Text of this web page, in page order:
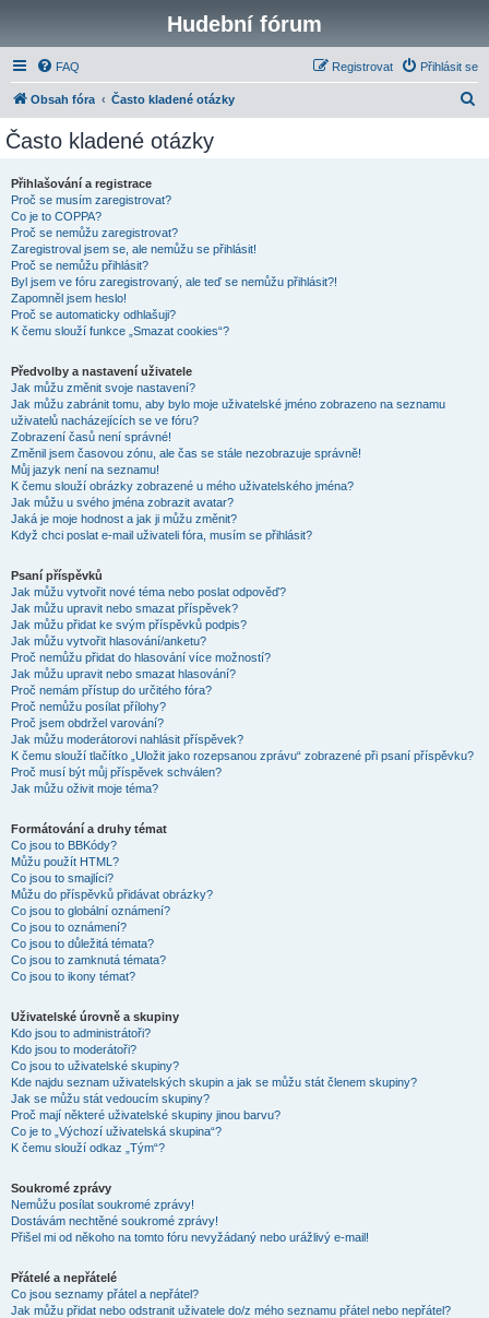
Hudební fórum
FAQ Přihlásit se
Registrovat
Obsah fóra Často kladené otázky
Často kladené otázky
Přihlašování a registrace
Proč se musím zaregistrovat?
Co je to COPPA?
Proč se nemůžu zaregistrovat?
Zaregistroval jsem se, ale nemůžu se přihlásit!
Proč se nemůžu přihlásit?
Byl jsem ve fóru zaregistrovaný, ale teď se nemůžu přihlásit?!
Zapomněl jsem heslo!
Proč se automaticky odhlašuji?
K čemu slouží funkce „Smazat cookies“?
Předvolby a nastavení uživatele
Jak můžu změnit svoje nastavení?
Jak můžu zabránit tomu, aby bylo moje uživatelské jméno zobrazeno na seznamu
uživatelů nacházejících se ve fóru?
Zobrazení časů není správné!
Změnil jsem časovou zónu, ale čas se stále nezobrazuje správně!
Můj jazyk není na seznamu!
K čemu slouží obrázky zobrazené u mého uživatelského jména?
Jak můžu u svého jména zobrazit avatar?
Jaká je moje hodnost a jak ji můžu změnit?
Když chci poslat e-mail uživateli fóra, musím se přihlásit?
Psaní příspěvků
Jak můžu vytvořit nové téma nebo poslat odpověď?
Jak můžu upravit nebo smazat příspěvek?
Jak můžu přidat ke svým příspěvků podpis?
Jak můžu vytvořit hlasování/anketu?
Proč nemůžu přidat do hlasování více možností?
Jak můžu upravit nebo smazat hlasování?
Proč nemám přístup do určitého fóra?
Proč nemůžu posílat přílohy?
Proč jsem obdržel varování?
Jak můžu moderátorovi nahlásit příspěvek?
K čemu slouží tlačítko „Uložit jako rozepsanou zprávu“ zobrazené při psaní příspěvku?
Proč musí být můj příspěvek schválen?
Jak můžu oživit moje téma?
Formátování a druhy témat
Co jsou to BBKódy?
Můžu použít HTML?
Co jsou to smajlíci?
Můžu do příspěvků přidávat obrázky?
Co jsou to globální oznámení?
Co jsou to oznámení?
Co jsou to důležitá témata?
Co jsou to zamknutá témata?
Co jsou to ikony témat?
Uživatelské úrovně a skupiny
Kdo jsou to administrátoři?
Kdo jsou to moderátoři?
Co jsou to uživatelské skupiny?
Kde najdu seznam uživatelských skupin a jak se můžu stát členem skupiny?
Jak se můžu stát vedoucím skupiny?
Proč mají některé uživatelské skupiny jinou barvu?
Co je to „Výchozí uživatelská skupina“?
K čemu slouží odkaz „Tým“?
Soukromé zprávy
Nemůžu posílat soukromé zprávy!
Dostávám nechtěné soukromé zprávy!
Přišel mi od někoho na tomto fóru nevyžádaný nebo urážlivý e-mail!
Přátelé a nepřátelé
Co jsou seznamy přátel a nepřátel?
Jak můžu přidat nebo odstranit uživatele do/z mého seznamu přátel nebo nepřátel?